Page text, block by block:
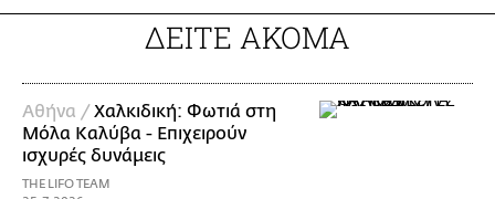
ΔΕΙΤΕ ΑΚΟΜΑ
Αθήνα / Χαλκιδική: Φωτιά στη
Μόλα Καλύβα - Επιχειρούν
ισχυρές δυνάμεις
THE LIFO TEAM